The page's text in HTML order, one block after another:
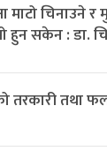
माटो चिनाउने
हुन सकेन : डा.
तरकारी तथा